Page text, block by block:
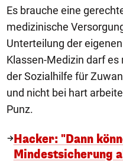
Es brauche eine
medizinische
Unterteilung der
Klassen-Medizin darf es
der Sozialhilfe für
und nicht bei hart
Punz.
Hacker: "Dann
Mindestsicherung